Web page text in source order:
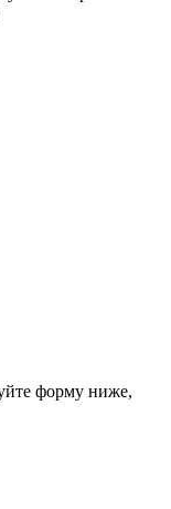
форму ниже,